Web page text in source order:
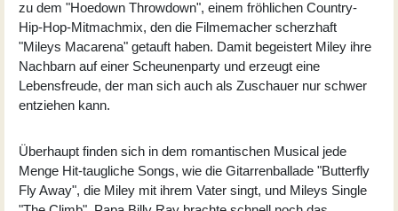
zu dem "Hoedown Throwdown", einem fröhlichen Country-
Hip-Hop-Mitmachmix, den die Filmemacher scherzhaft
"Mileys Macarena" getauft haben. Damit begeistert Miley ihre
Nachbarn auf einer Scheunenparty und erzeugt eine
Lebensfreude, der man sich auch als Zuschauer nur schwer
entziehen kann.
Überhaupt finden sich in dem romantischen Musical jede
Menge Hit-taugliche Songs, wie die Gitarrenballade "Butterfly
Fly Away", die Miley mit ihrem Vater singt, und Mileys Single